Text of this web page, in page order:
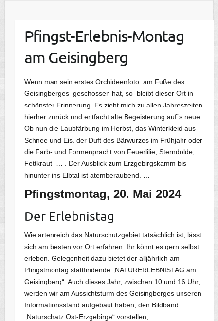
Pfingst-Erlebnis-Montag
am Geisingberg
Wenn man sein erstes Orchideenfoto am Fuße des
Geisingberges geschossen hat, so bleibt dieser Ort in
schönster Erinnerung. Es zieht mich zu allen Jahreszeiten
hierher zurück und entfacht alte Begeisterung auf´s neue.
Ob nun die Laubfärbung im Herbst, das Winterkleid aus
Schnee und Eis, der Duft des Bärwurzes im Frühjahr oder
die Farb- und Formenpracht von Feuerlilie, Sterndolde,
Fettkraut … . Der Ausblick zum Erzgebirgskamm bis
hinunter ins Elbtal ist atemberaubend. …
Pfingstmontag, 20. Mai 2024
Der Erlebnistag
Wie artenreich das Naturschutzgebiet tatsächlich ist, lässt
sich am besten vor Ort erfahren. Ihr könnt es gern selbst
erleben. Gelegenheit dazu bietet der alljährlich am
Pfingstmontag stattfindende „NATURERLEBNISTAG am
Geisingberg“. Auch dieses Jahr, zwischen 10 und 16 Uhr,
werden wir am Aussichtsturm des Geisingberges unseren
Informationsstand aufgebaut haben, den Bildband
„Naturschatz Ost-Erzgebirge“ vorstellen,